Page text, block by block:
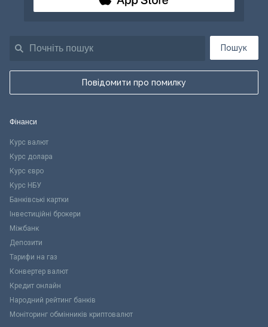
Пошук
Повідомити про помилку
Фінанси
Курс валют
Курс долара
Курс євро
Курс НБУ
Банківські картки
Інвестиційні брокери
Міжбанк
Депозити
Тарифи на газ
Конвертер валют
Кредит онлайн
Народний рейтинг банків
Моніторинг обмінників криптовалют